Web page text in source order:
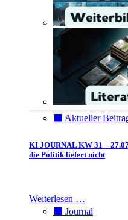
⬛️ Aktueller
KI JOURNAL KW 31 –
die Politik liefert nicht
Weiterlesen …
⬛️ Journal